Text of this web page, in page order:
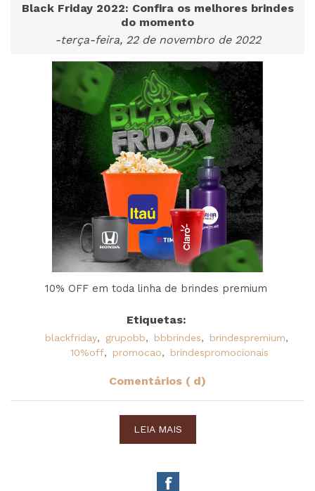
Black Friday 2022: Confira os melhores brindes
do momento
-terça-feira, 22 de novembro de 2022
10% OFF em toda linha de brindes premium
Etiquetas:
blackfriday, grupobb, bbbrindes, brindespremium,
10%off, promocao, brindespromocionais
Comentários ( d)
LEIA MAIS